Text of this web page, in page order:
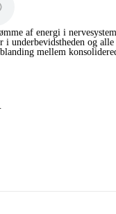
af energi i
underbevidstheden og
mellem